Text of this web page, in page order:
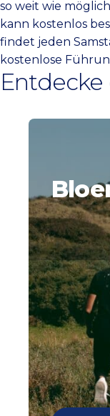
so weit wie
kann kostenlos
findet jeden
kostenlose